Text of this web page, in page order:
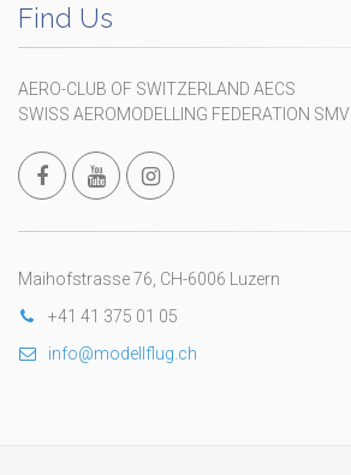
Find Us
AERO-CLUB OF SWITZERLAND AECS
SWISS AEROMODELLING FEDERATION SMV
Maihofstrasse 76, CH-6006 Luzern
+41 41 375 01 05
info@modellflug.ch